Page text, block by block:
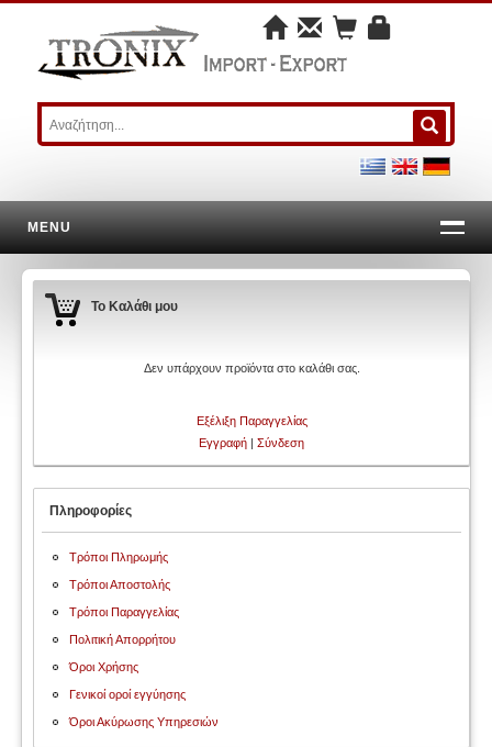
MENU
Το Καλάθι μου
Δεν υπάρχουν προϊόντα στο καλάθι σας.
Εξέλιξη Παραγγελίας
Εγγραφή | Σύνδεση
Πληροφορίες
Τρόποι Πληρωμής
Τρόποι Αποστολής
Τρόποι Παραγγελίας
Πολιτική Απορρήτου
Όροι Χρήσης
Γενικοί οροί εγγύησης
Όροι Ακύρωσης Υπηρεσιών